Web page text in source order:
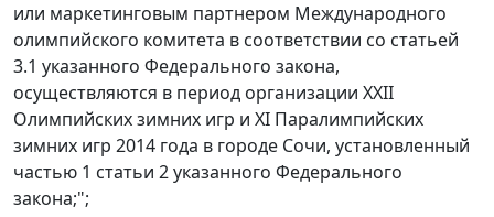
или маркетинговым партнером Международного
олимпийского комитета в соответствии со статьей
3.1 указанного Федерального закона,
осуществляются в период организации XXII
Олимпийских зимних игр и XI Паралимпийских
зимних игр 2014 года в городе Сочи, установленный
частью 1 статьи 2 указанного Федерального
закона;";